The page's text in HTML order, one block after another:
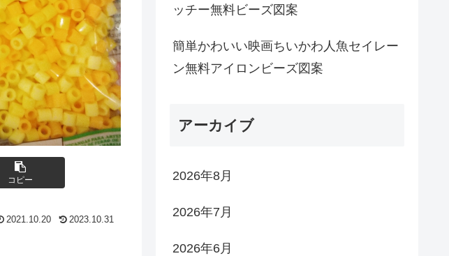
コピー
2021.10.20 2023.10.31
ッチー無料ビーズ図案
簡単かわいい映画ちいかわ人魚セイレー
ン無料アイロンビーズ図案
アーカイブ
2026年8月
2026年7月
2026年6月